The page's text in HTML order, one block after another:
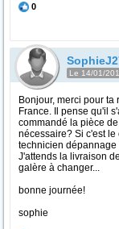
0
Le 14/01/
Bonjour, merci pour
France. Il pense qu'il
commandé la pièce
nécessaire? Si c'est
technicien
J'attends la livraison
galère à changer...
bonne journée!
sophie